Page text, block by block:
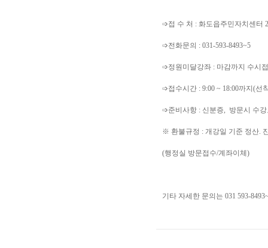
➩접 수 처 : 화도읍주민자치센터
➩전화문의 : 031-593-8493~5
➩정원미달강좌 : 마감까지 수시
➩접수시간 : 9:00 ~ 18:00까지(선
➩준비사항 : 신분증, 방문시 수
※ 환불규정 : 개강일 기준 정산.
(행정실 방문접수/계좌이체)
기타 자세한 문의는 031 593-